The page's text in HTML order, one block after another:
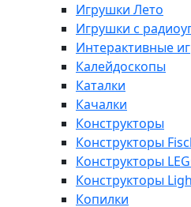
Игрушки Лето
Игрушки с
Интерактивные
Калейдоскопы
Каталки
Качалки
Конструкторы
Конструкторы
Конструкторы
Конструкторы
Копилки